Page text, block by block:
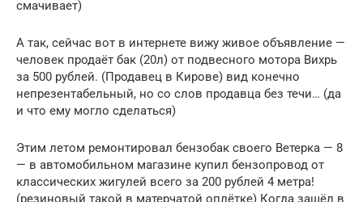
смачивает)
А так, сейчас вот в интернете вижу живое объявление —
человек продаёт бак (20л) от подвесного мотора Вихрь
за 500 рублей. (Продавец в Кирове) вид конечно
непрезентабельный, но со слов продавца без течи… (да
и что ему могло сделаться)
Этим летом ремонтировал бензобак своего Ветерка — 8
— в автомобильном магазине купил бензопровод от
классических жигулей всего за 200 рублей 4 метра!
(резиновый такой в матерчатой оплётке) Когда зашёл в